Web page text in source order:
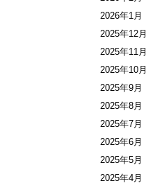
2026年1月
2025年12月
2025年11月
2025年10月
2025年9月
2025年8月
2025年7月
2025年6月
2025年5月
2025年4月